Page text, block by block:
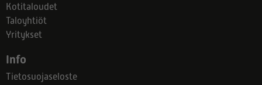
Kotitaloudet
Taloyhtiöt
Yritykset
Info
Tietosuojaseloste